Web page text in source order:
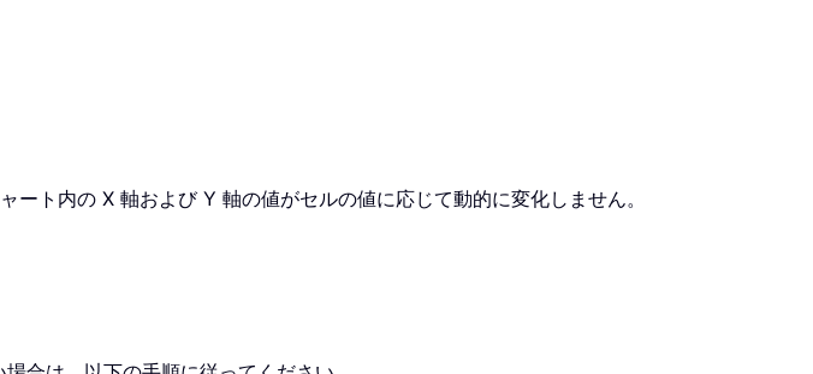
ト内の X 軸および Y 軸の値がセルの値に応じて動的に変化しません。